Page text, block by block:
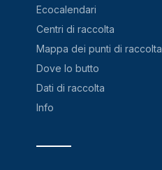
Ecocalendari
Centri di raccolta
Mappa dei punti di raccolta
Dove lo butto
Dati di raccolta
Info